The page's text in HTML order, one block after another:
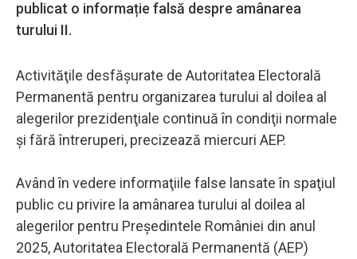
publicat o informație falsă despre amânarea
turului II.
Activităţile desfăşurate de Autoritatea Electorală
Permanentă pentru organizarea turului al doilea al
alegerilor prezidenţiale continuă în condiţii normale
şi fără întreruperi, precizează miercuri AEP.
Având în vedere informaţiile false lansate în spaţiul
public cu privire la amânarea turului al doilea al
alegerilor pentru Preşedintele României din anul
2025, Autoritatea Electorală Permanentă (AEP)